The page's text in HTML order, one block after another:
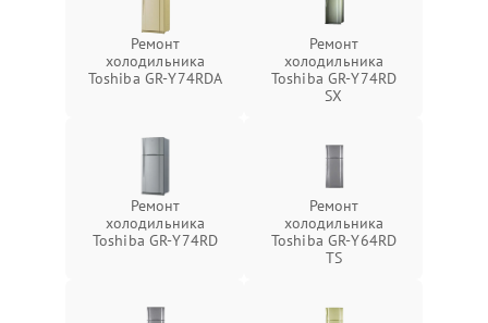
Ремонт
холодильника
Toshiba GR-Y74RDA
Ремонт
холодильника
Toshiba GR-Y74RD
SX
Ремонт
холодильника
Toshiba GR-Y74RD
Ремонт
холодильника
Toshiba GR-Y64RD
TS